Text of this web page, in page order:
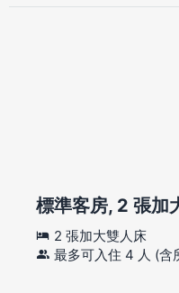
標準客房, 2 張加
2 張加大雙人床
最多可入住 4 人 (含